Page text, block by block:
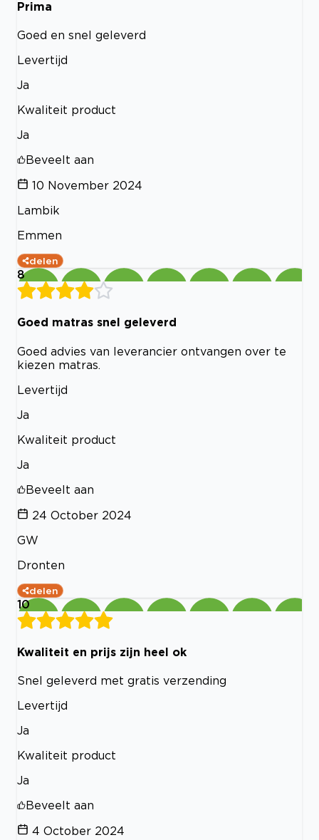
Prima
Goed en snel geleverd
Levertijd
Ja
Kwaliteit product
Ja
Beveelt aan
10 November 2024
Lambik
Emmen
delen
8
Goed matras snel geleverd
Goed advies van leverancier ontvangen over te
kiezen matras.
Levertijd
Ja
Kwaliteit product
Ja
Beveelt aan
24 October 2024
GW
Dronten
delen
10
Kwaliteit en prijs zijn heel ok
Snel geleverd met gratis verzending
Levertijd
Ja
Kwaliteit product
Ja
Beveelt aan
4 October 2024